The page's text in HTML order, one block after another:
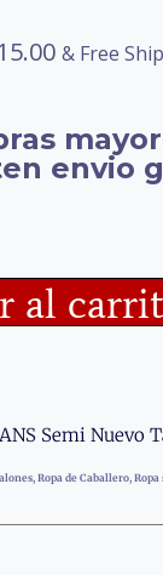
& Free
envio
al
Semi Nuevo
, Ropa de Caballero, Ropa